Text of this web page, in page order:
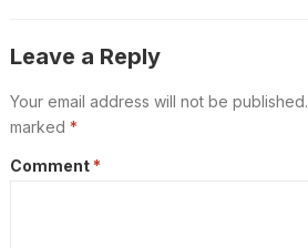
Leave a Reply
Your email address will not be published.
marked *
Comment *